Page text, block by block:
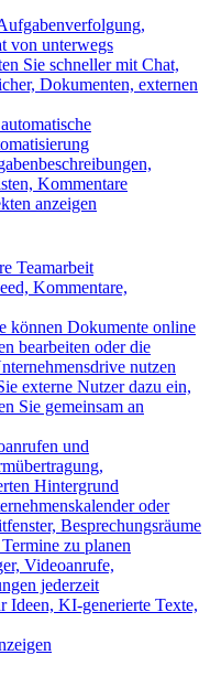
von unterwegs
Sie schneller mit Chat,
Dokumenten, externen
Kommentare
anzeigen
Teamarbeit
Kommentare,
können Dokumente online
bearbeiten oder die
nutzen
externe Nutzer dazu ein,
Sie gemeinsam an
und
Hintergrund
oder
Besprechungsräume
zu planen
Videoanrufe,
jederzeit
Ideen, KI-generierte Texte,